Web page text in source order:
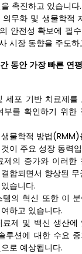
촉진하고 있습니다.
무화 및 생물학적
안전성 확보에 필
시장 동향을 주도하
동안 가장 빠른 연
세포 기반 치료제를
부를 확인하기 위한
물학적 방법
이 주요 성장 동력
제의 증가와 이러한
합되면서 향상된
습니다.
의 혁신 또한 이
하고 있습니다.
제 및 백신 생산에
루션에 대한 수요
로 예상됩니다.